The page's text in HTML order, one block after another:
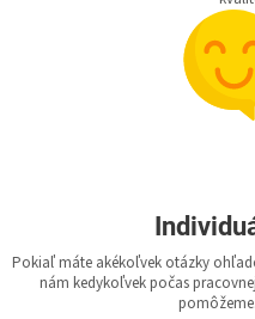
Pokiaľ máte akékoľvek otázky
nám kedykoľvek počas